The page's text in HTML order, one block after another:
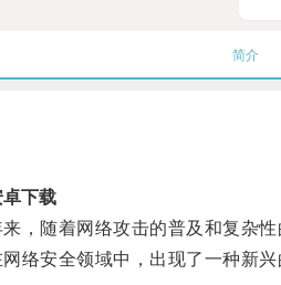
简介
下载
随着网络攻击的普及和复杂性
安全领域中，出现了一种新兴